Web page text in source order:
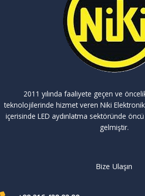
2011 yılında faaliyete geçen ve
teknolojilerinde hizmet veren Niki
içerisinde LED aydınlatma sektöründe
gelmiştir.
Bize Ulaşın